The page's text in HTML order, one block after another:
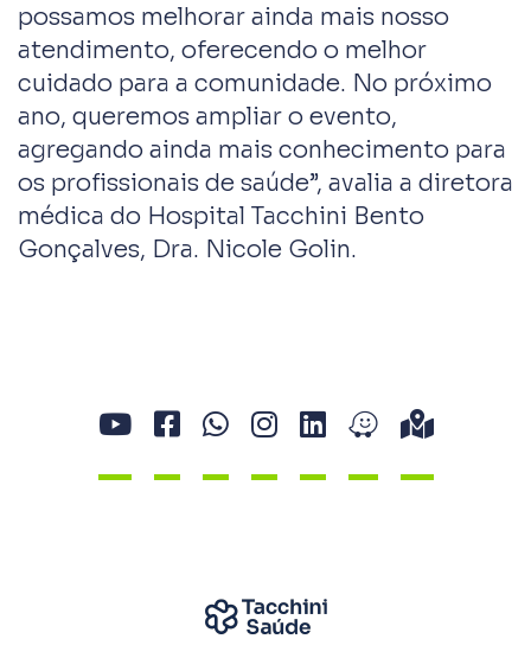
possamos melhorar ainda mais nosso
atendimento, oferecendo o melhor
cuidado para a comunidade. No próximo
ano, queremos ampliar o evento,
agregando ainda mais conhecimento para
os profissionais de saúde”, avalia a diretora
médica do Hospital Tacchini Bento
Gonçalves, Dra. Nicole Golin.